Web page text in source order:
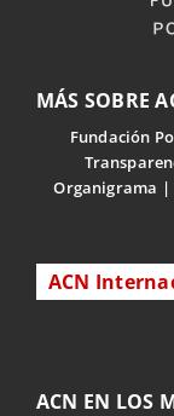
MÁS SOBRE
Fundación
Organigrama
ACN
ACN EN LOS